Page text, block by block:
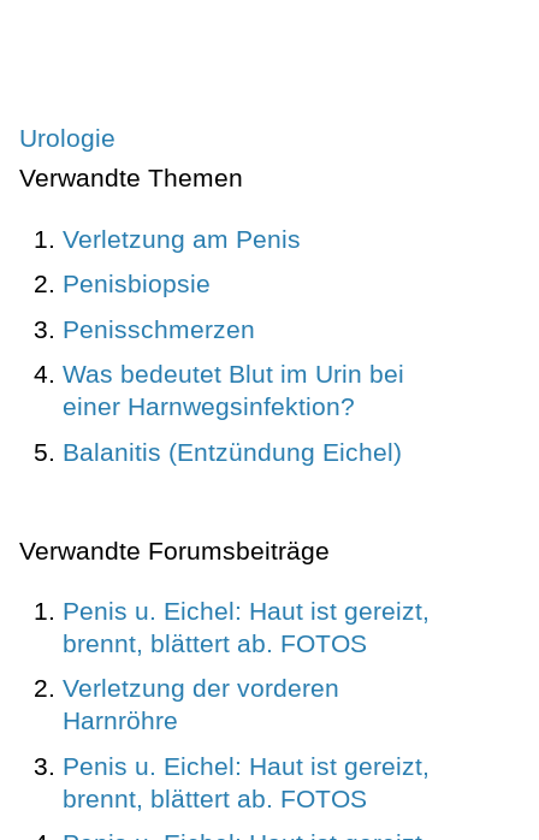
Urologie
Verwandte Themen
Verletzung am Penis
Penisbiopsie
Penisschmerzen
Was bedeutet Blut im Urin bei
einer Harnwegsinfektion?
Balanitis (Entzündung Eichel)
Verwandte Forumsbeiträge
Penis u. Eichel: Haut ist gereizt,
brennt, blättert ab. FOTOS
Verletzung der vorderen
Harnröhre
Penis u. Eichel: Haut ist gereizt,
brennt, blättert ab. FOTOS